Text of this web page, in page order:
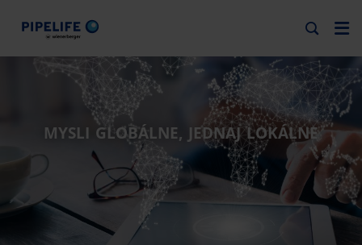
MYSLI GLOBÁLNE, JEDNAJ LOKÁLNE